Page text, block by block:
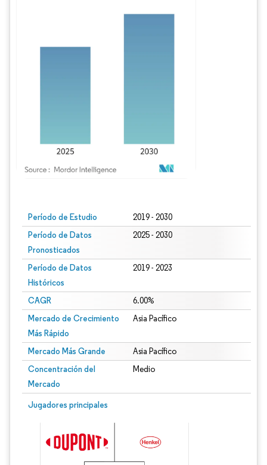
Período de Estudio 2019 - 2030
Período de Datos
Pronosticados
2025 - 2030
Período de Datos
Históricos
2019 - 2023
CAGR 6.00%
Mercado de Crecimiento
Más Rápido
Asia Pacífico
Mercado Más Grande Asia Pacífico
Concentración del
Mercado
Medio
Jugadores principales